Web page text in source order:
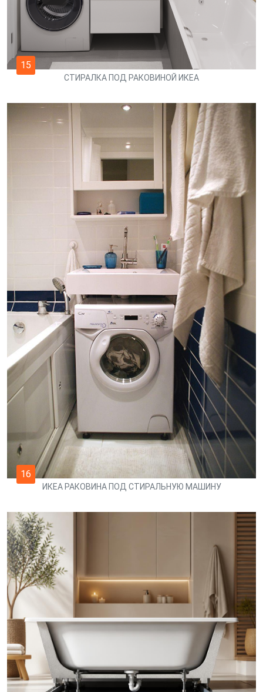
15
СТИРАЛКА ПОД РАКОВИНОЙ ИКЕА
16
ИКЕА РАКОВИНА ПОД СТИРАЛЬНУЮ МАШИНУ